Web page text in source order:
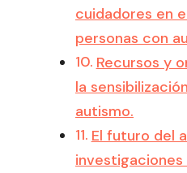
cuidadores en
personas con
Recursos y
la
autismo.
El futuro del